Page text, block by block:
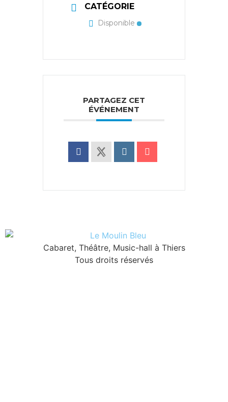
CATÉGORIE
Disponible
PARTAGEZ CET
ÉVÉNEMENT
Cabaret, Théâtre, Music-hall à Thiers
Tous droits réservés